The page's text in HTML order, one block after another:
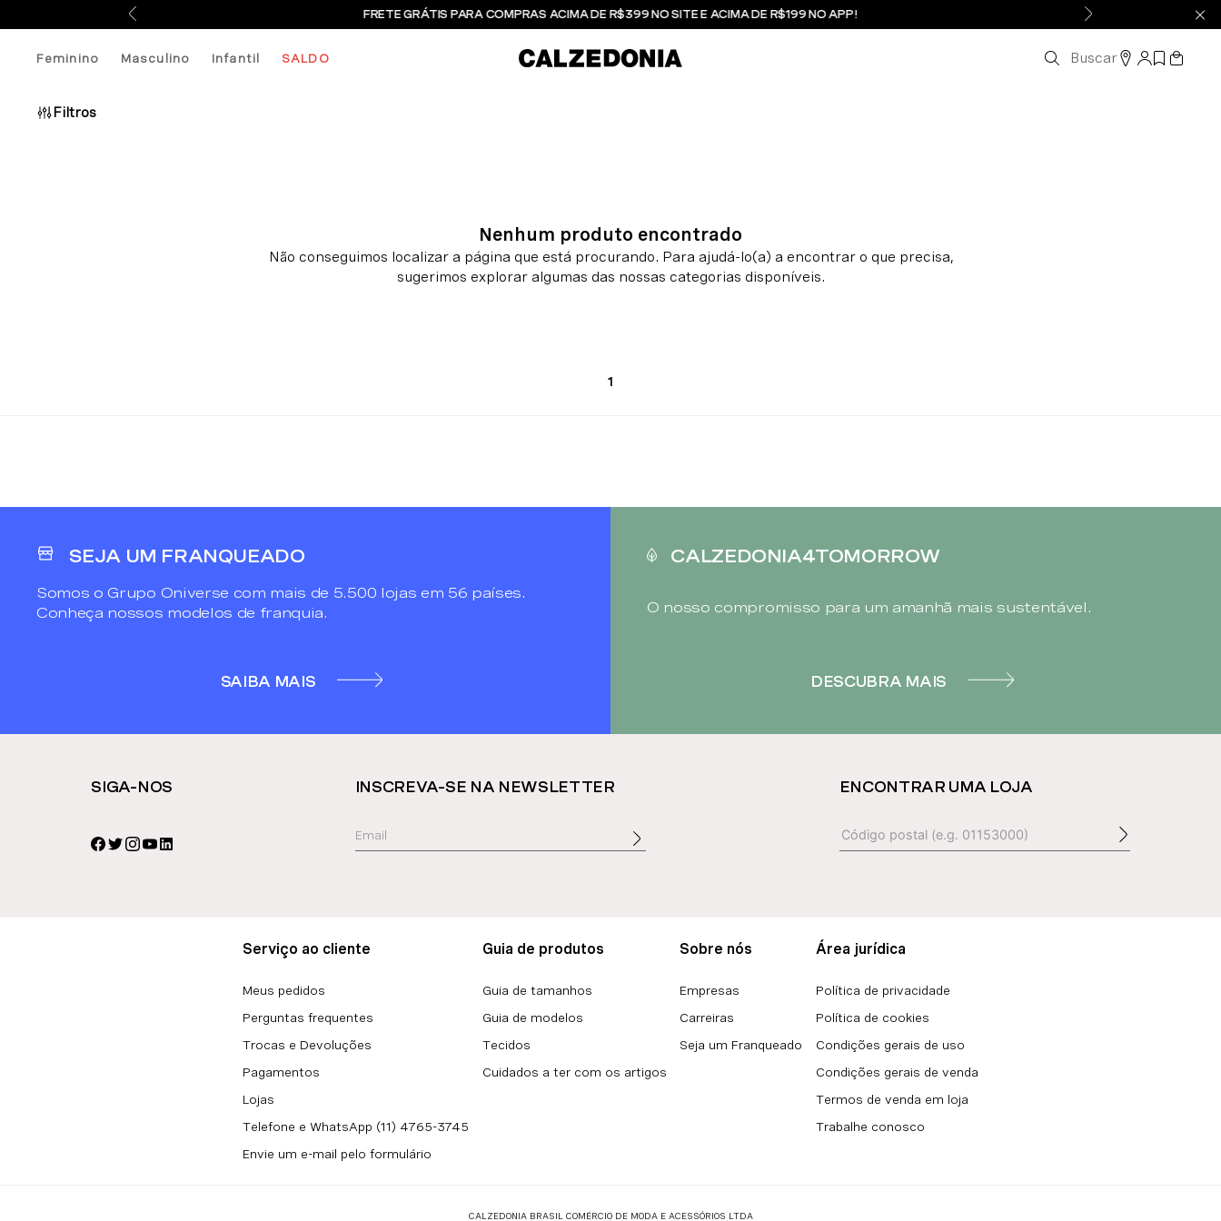
FRETE GRÁTIS PARA COMPRAS ACIMA DE R$399 NO SITE E ACIMA DE R$199 NO APP!
Feminino Masculino Infantil SALDO Buscar
Filtros
Nenhum produto encontrado
1
SEJA UM FRANQUEADO
Somos o Grupo Oniverse com mais de 5.500 lojas em 56 países.
Conheça nossos modelos de franquia.
SAIBA MAIS
CALZEDONIA4TOMORROW
O nosso compromisso para um amanhã mais sustentável.
DESCUBRA MAIS
SIGA-NOS INSCREVA-SE NA NEWSLETTER ENCONTRAR UMA LOJA
Serviço ao cliente
Meus pedidos
Perguntas frequentes
Trocas e Devoluções
Pagamentos
Lojas
Telefone e WhatsApp (11) 4765-3745
Envie um e-mail pelo formulário
Guia de produtos
Guia de tamanhos
Guia de modelos
Tecidos
Cuidados a ter com os artigos
Sobre nós
Empresas
Carreiras
Seja um Franqueado
Área jurídica
Política de privacidade
Política de cookies
Condições gerais de uso
Condições gerais de venda
Termos de venda em loja
Trabalhe conosco
CALZEDONIA BRASIL COMÉRCIO DE MODA E ACESSÓRIOS LTDA